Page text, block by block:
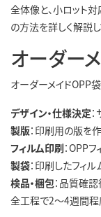
全体像と、小ロット対
の方法を詳しく解説し
オーダー
オーダーメイドOPP
デザイン・仕様決定
製版：印刷用の版を
フィルム印刷：OPP
製袋：印刷したフィ
検品・梱包：品質確認
全工程で2〜4週間程